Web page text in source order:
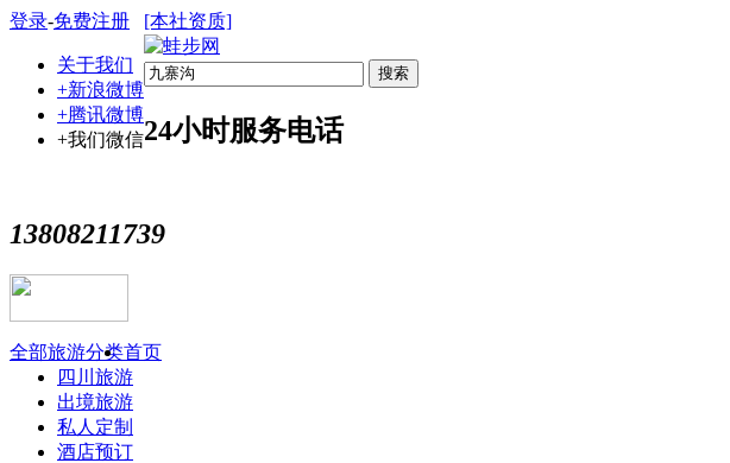
登录-免费注册
关于我们
+新浪微博
+腾讯微博
+我们微信
[本社资质]
搜索
24小时服务电话
13808211739
全部旅游分类首页
四川旅游
出境旅游
私人定制
酒店预订